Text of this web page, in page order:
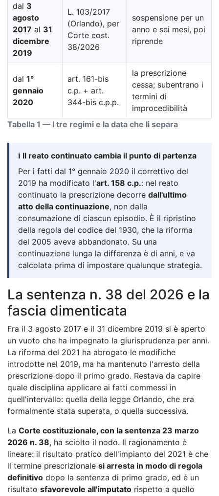
Tabella 1 — I tre regimi e la data che li separa
dal 3
agosto
2017 al 31
dicembre
2019
L. 103/2017
(Orlando), per
Corte cost.
38/2026
sospensione per un
anno e sei mesi, poi
riprende
dal 1°
gennaio
2020
art. 161-bis
c.p. + art.
344-bis c.p.p.
la prescrizione
cessa; subentrano i
termini di
improcedibilità
ℹ️ Il reato continuato cambia il punto di partenza
Per i fatti dal 1° gennaio 2020 il correttivo del
2019 ha modificato l'art. 158 c.p.: nel reato
continuato la prescrizione decorre dall'ultimo
atto della continuazione, non dalla
consumazione di ciascun episodio. È il ripristino
della regola del codice del 1930, che la riforma
del 2005 aveva abbandonato. Su una
continuazione lunga la differenza è di anni, e va
calcolata prima di impostare qualunque strategia.
La sentenza n. 38 del 2026 e la
fascia dimenticata
Fra il 3 agosto 2017 e il 31 dicembre 2019 si è aperto
un vuoto che ha impegnato la giurisprudenza per anni.
La riforma del 2021 ha abrogato le modifiche
introdotte nel 2019, ma ha mantenuto l'arresto della
prescrizione dopo il primo grado. Restava da capire
quale disciplina applicare ai fatti commessi in
quell'intervallo: quella della legge Orlando, che era
formalmente stata superata, o quella successiva.
La Corte costituzionale, con la sentenza 23 marzo
2026 n. 38, ha sciolto il nodo. Il ragionamento è
lineare: il risultato pratico dell'impianto del 2021 è che
il termine prescrizionale si arresta in modo di regola
definitivo dopo la sentenza di primo grado, ed è un
risultato sfavorevole all'imputato rispetto a quello